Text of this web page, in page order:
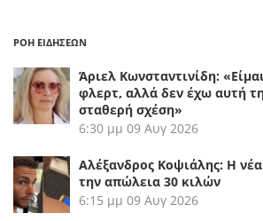
ΡΟΗ ΕΙΔΗΣΕΩΝ
Άριελ Κωνσταντινίδη:
φλερτ, αλλά δεν έχω αυτή
σταθερή σχέση»
6:30 μμ 09 Αυγ 2026
Αλέξανδρος Κοψιάλης: Η
την απώλεια 30 κιλών
6:15 μμ 09 Αυγ 2026